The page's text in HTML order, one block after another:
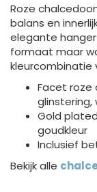
Roze
balans en
elegante
formaat maar
kleurcombinatie
Facet roze
glinstering,
Gold
goudkleur
Inclusief
Bekijk alle